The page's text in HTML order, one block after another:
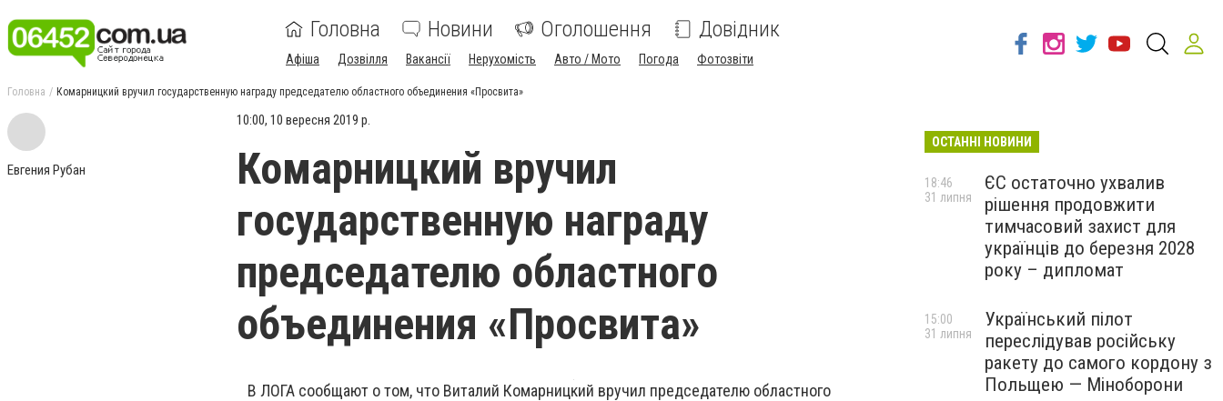
Головна Новини Оголошення Довідник
Афіша Дозвілля Вакансії Нерухомість Авто / Мото Погода Фотозвіти
Головна Комарницкий вручил государственную награду председателю областного объединения «Просвита»
Евгения Рубан
10:00, 10 вересня 2019 р.
Комарницкий вручил
государственную награду
председателю областного
объединения «Просвита»
В ЛОГА сообщают о том, что Виталий Комарницкий вручил председателю областного
ОСТАННІ НОВИНИ
ЄС остаточно ухвалив
рішення продовжити
тимчасовий захист для
українців до березня 2028
року – дипломат
18:46
31 липня
Український пілот
переслідував російську
ракету до самого кордону з
Польщею — Міноборони
15:00
31 липня